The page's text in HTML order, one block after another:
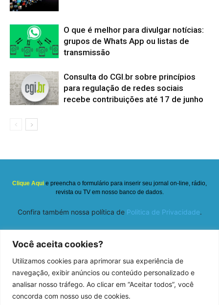
Você aceita cookies?
Utilizamos cookies para aprimorar sua experiência de
navegação, exibir anúncios ou conteúdo personalizado e
analisar nosso tráfego. Ao clicar em “Aceitar todos”, você
concorda com nosso uso de cookies.
O que é melhor para divulgar notícias:
grupos de Whats App ou listas de
transmissão
Consulta do CGI.br sobre princípios
para regulação de redes sociais
recebe contribuições até 17 de junho
Clique Aqui e preencha o formulário para inserir seu jornal on-line, rádio,
revista ou TV em nosso banco de dados.
Confira também nossa política de Politica de Privacidade.